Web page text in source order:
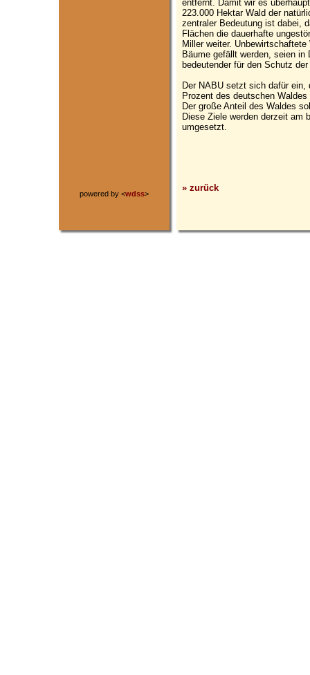
powered by <wdss>
entfernt. Damit wir es
223.000 Hektar Wald der
zentraler Bedeutung ist dabei,
Flächen die dauerhafte
Miller weiter.
Bäume gefällt werden, seien
bedeutender für den Schutz
Der NABU setzt sich dafür
Prozent des deutschen
Der große Anteil des Waldes
Diese Ziele werden derzeit am
umgesetzt.
» zurück